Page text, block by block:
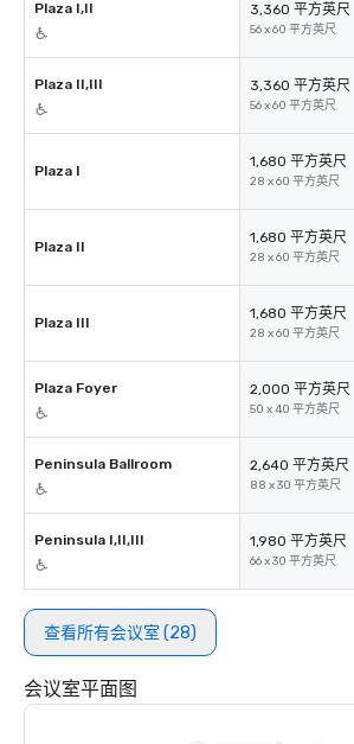
Plaza I,II 3,360 平方英尺
56 x 60 平方英尺
Plaza II,III 3,360 平方英尺
56 x 60 平方英尺
Plaza I
1,680 平方英尺
28 x 60 平方英尺
Plaza II
1,680 平方英尺
28 x 60 平方英尺
Plaza III
1,680 平方英尺
28 x 60 平方英尺
Plaza Foyer 2,000 平方英尺
50 x 40 平方英尺
Peninsula Ballroom 2,640 平方英尺
88 x 30 平方英尺
Peninsula I,II,III 1,980 平方英尺
66 x 30 平方英尺
查看所有会议室 (28)
会议室平面图